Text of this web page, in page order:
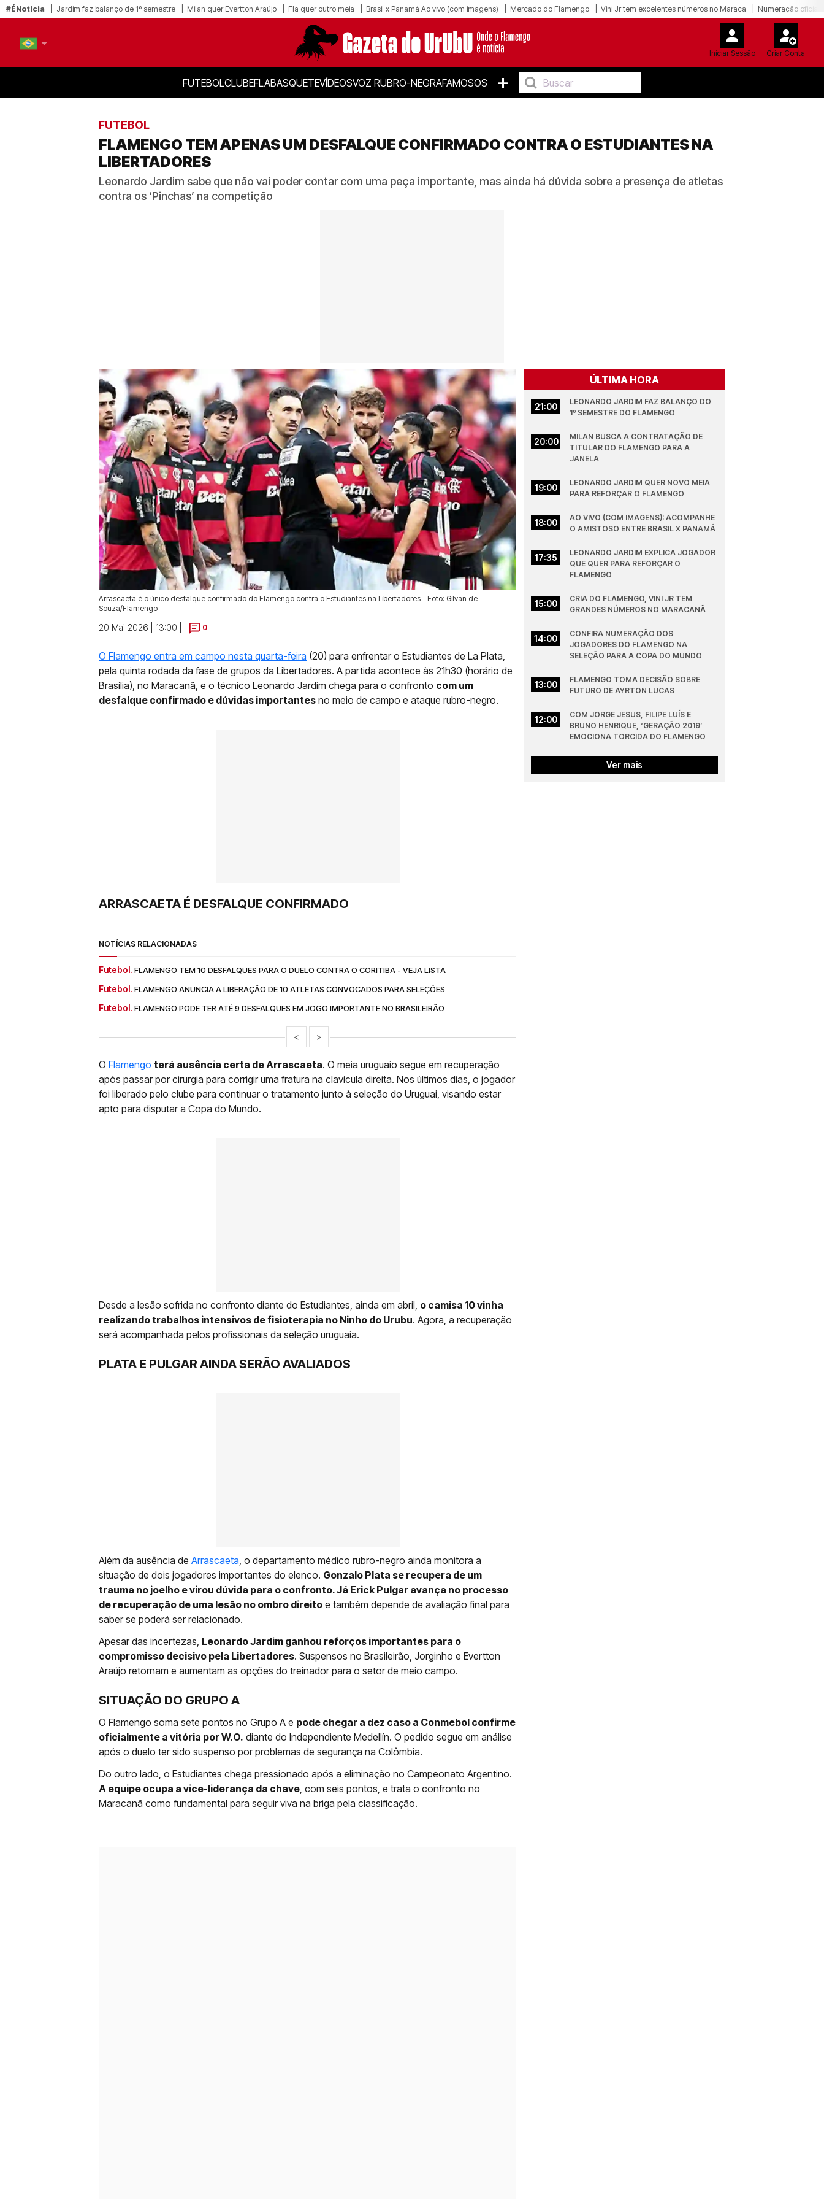
#ÉNotícia Jardim faz balanço de 1º semestre Milan quer Evertton Araújo Fla quer outro meia Brasil x Panamá Ao vivo (com imagens) Mercado do Flamengo Vini Jr tem excelentes números no Maraca Numeração oficial
Iniciar Sessão Criar Conta
FUTEBOLCLUBEFLABASQUETEVÍDEOSVOZ RUBRO-NEGRAFAMOSOS +
FUTEBOL
FLAMENGO TEM APENAS UM DESFALQUE CONFIRMADO CONTRA O ESTUDIANTES NA
LIBERTADORES
Leonardo Jardim sabe que não vai poder contar com uma peça importante, mas ainda há dúvida sobre a presença de atletas
contra os ‘Pinchas’ na competição
Arrascaeta é o único desfalque confirmado do Flamengo contra o Estudiantes na Libertadores - Foto: Gilvan de
Souza/Flamengo
20 Mai 2026 | 13:00 | 0
O Flamengo entra em campo nesta quarta-feira (20) para enfrentar o Estudiantes de La Plata,
pela quinta rodada da fase de grupos da Libertadores. A partida acontece às 21h30 (horário de
Brasília), no Maracanã, e o técnico Leonardo Jardim chega para o confronto com um
desfalque confirmado e dúvidas importantes no meio de campo e ataque rubro-negro.
ARRASCAETA É DESFALQUE CONFIRMADO
NOTÍCIAS RELACIONADAS
Futebol. FLAMENGO TEM 10 DESFALQUES PARA O DUELO CONTRA O CORITIBA - VEJA LISTA
Futebol. FLAMENGO ANUNCIA A LIBERAÇÃO DE 10 ATLETAS CONVOCADOS PARA SELEÇÕES
Futebol. FLAMENGO PODE TER ATÉ 9 DESFALQUES EM JOGO IMPORTANTE NO BRASILEIRÃO
< >
O Flamengo terá ausência certa de Arrascaeta. O meia uruguaio segue em recuperação
após passar por cirurgia para corrigir uma fratura na clavícula direita. Nos últimos dias, o jogador
foi liberado pelo clube para continuar o tratamento junto à seleção do Uruguai, visando estar
apto para disputar a Copa do Mundo.
Desde a lesão sofrida no confronto diante do Estudiantes, ainda em abril, o camisa 10 vinha
realizando trabalhos intensivos de fisioterapia no Ninho do Urubu. Agora, a recuperação
será acompanhada pelos profissionais da seleção uruguaia.
PLATA E PULGAR AINDA SERÃO AVALIADOS
Além da ausência de Arrascaeta, o departamento médico rubro-negro ainda monitora a
situação de dois jogadores importantes do elenco. Gonzalo Plata se recupera de um
trauma no joelho e virou dúvida para o confronto. Já Erick Pulgar avança no processo
de recuperação de uma lesão no ombro direito e também depende de avaliação final para
saber se poderá ser relacionado.
Apesar das incertezas, Leonardo Jardim ganhou reforços importantes para o
compromisso decisivo pela Libertadores. Suspensos no Brasileirão, Jorginho e Evertton
Araújo retornam e aumentam as opções do treinador para o setor de meio campo.
SITUAÇÃO DO GRUPO A
O Flamengo soma sete pontos no Grupo A e pode chegar a dez caso a Conmebol confirme
oficialmente a vitória por W.O. diante do Independiente Medellín. O pedido segue em análise
após o duelo ter sido suspenso por problemas de segurança na Colômbia.
Do outro lado, o Estudiantes chega pressionado após a eliminação no Campeonato Argentino.
A equipe ocupa a vice-liderança da chave, com seis pontos, e trata o confronto no
Maracanã como fundamental para seguir viva na briga pela classificação.
ÚLTIMA HORA
21:00
LEONARDO JARDIM FAZ BALANÇO DO
1º SEMESTRE DO FLAMENGO
20:00
MILAN BUSCA A CONTRATAÇÃO DE
TITULAR DO FLAMENGO PARA A
JANELA
19:00
LEONARDO JARDIM QUER NOVO MEIA
PARA REFORÇAR O FLAMENGO
18:00
AO VIVO (COM IMAGENS): ACOMPANHE
O AMISTOSO ENTRE BRASIL X PANAMÁ
17:35
LEONARDO JARDIM EXPLICA JOGADOR
QUE QUER PARA REFORÇAR O
FLAMENGO
15:00
CRIA DO FLAMENGO, VINI JR TEM
GRANDES NÚMEROS NO MARACANÃ
14:00
CONFIRA NUMERAÇÃO DOS
JOGADORES DO FLAMENGO NA
SELEÇÃO PARA A COPA DO MUNDO
13:00
FLAMENGO TOMA DECISÃO SOBRE
FUTURO DE AYRTON LUCAS
12:00
COM JORGE JESUS, FILIPE LUÍS E
BRUNO HENRIQUE, ‘GERAÇÃO 2019’
EMOCIONA TORCIDA DO FLAMENGO
Ver mais